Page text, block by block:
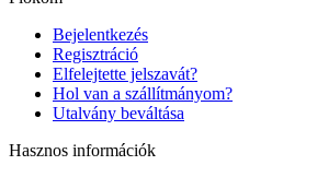
Bejelentkezés
Regisztráció
Elfelejtette jelszavát?
Hol van a szállítmányom?
Utalvány beváltása
Hasznos információk